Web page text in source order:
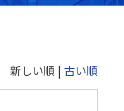
新しい順 | 古い順